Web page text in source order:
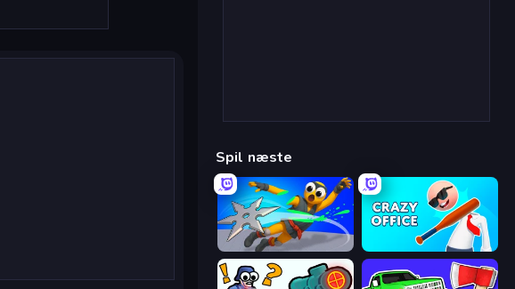
Spil næste
Ninja Swipe Strike Crazy Office: Slap and Smash!